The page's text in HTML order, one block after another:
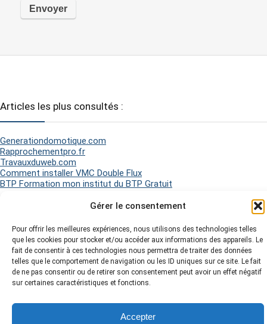
Gérer le consentement
Pour offrir les meilleures expériences, nous utilisons des technologies telles
que les cookies pour stocker et/ou accéder aux informations des appareils. Le
fait de consentir à ces technologies nous permettra de traiter des données
telles que le comportement de navigation ou les ID uniques sur ce site. Le fait
de ne pas consentir ou de retirer son consentement peut avoir un effet négatif
sur certaines caractéristiques et fonctions.
Accepter
Articles les plus consultés :
Generationdomotique.com
Rapprochementpro.fr
Travauxduweb.com
Comment installer VMC Double Flux
BTP Formation mon institut du BTP Gratuit
2026 Matel Electricité - Tous droits réservés -Mentions légales-
Politique de Cookies
Plan du site